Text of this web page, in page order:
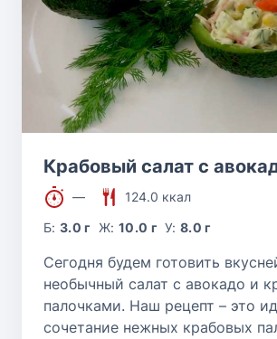
Крабовый салат с
—
124.0 ккал
Б:3.0 г Ж: 10.0 г У:8.0 г
Сегодня будем готовить
необычный салат с авокадо и
палочками. Наш рецепт – это
сочетание нежных крабовых